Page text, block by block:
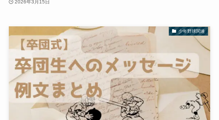
2026年3月15日
少年野球関連